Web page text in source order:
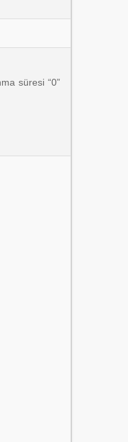
süresi “0”